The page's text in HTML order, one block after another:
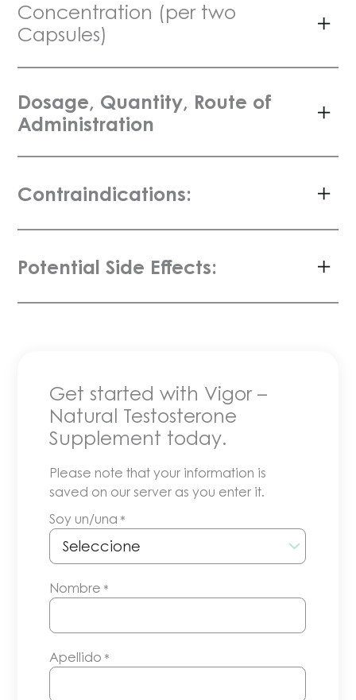
Concentration (per two
Capsules)
Dosage, Quantity, Route of
Administration
Contraindications:
Potential Side Effects:
Get started with Vigor –
Natural Testosterone
Supplement today.
Please note that your information is
saved on our server as you enter it.
Soy un/una *
Nombre *
Apellido *